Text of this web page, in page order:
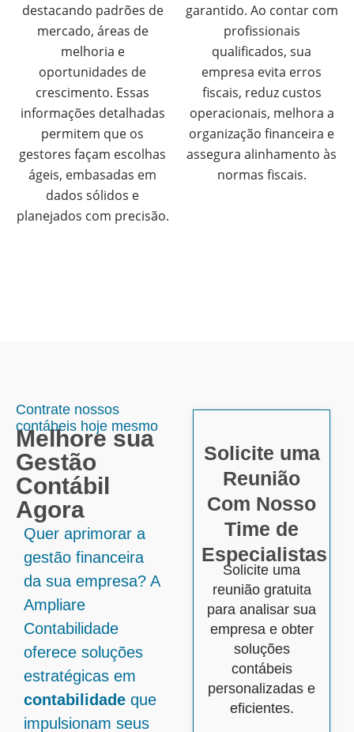
destacando padrões de
mercado, áreas de
melhoria e
oportunidades de
crescimento. Essas
informações detalhadas
permitem que os
gestores façam escolhas
ágeis, embasadas em
dados sólidos e
planejados com precisão.
garantido. Ao contar com
profissionais
qualificados, sua
empresa evita erros
fiscais, reduz custos
operacionais, melhora a
organização financeira e
assegura alinhamento às
normas fiscais.
Contrate nossos
contábeis hoje mesmo
Melhore sua
Gestão
Contábil
Agora
Quer aprimorar a
gestão financeira
da sua empresa? A
Ampliare
Contabilidade
oferece soluções
estratégicas em
contabilidade que
impulsionam seus
Solicite uma
Reunião
Com Nosso
Time de
Especialistas
Solicite uma
reunião gratuita
para analisar sua
empresa e obter
soluções
contábeis
personalizadas e
eficientes.